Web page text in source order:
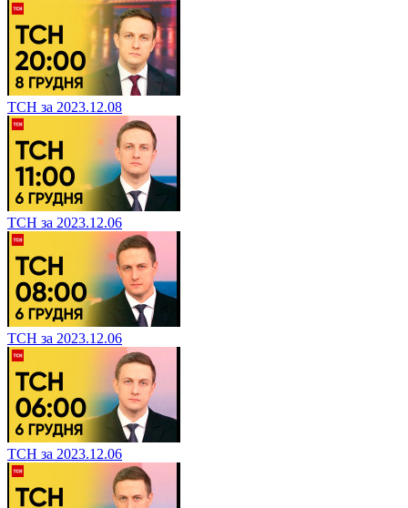
ТСН за 2023.12.08
ТСН за 2023.12.06
ТСН за 2023.12.06
ТСН за 2023.12.06